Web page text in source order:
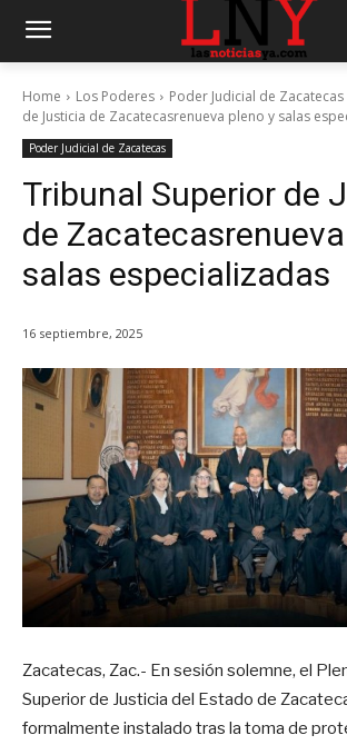
Home Los Poderes Poder Judicial de Zacatecas
de Justicia de Zacatecasrenueva pleno y salas
Poder Judicial de Zacatecas
Tribunal Superior de
de
salas especializadas
16 septiembre, 2025
Zacatecas, Zac.- En sesión solemne, el
Superior de Justicia del Estado de
formalmente instalado tras la toma de